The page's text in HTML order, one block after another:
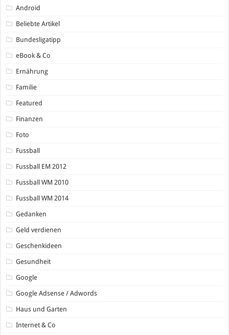
Android
Beliebte Artikel
Bundesligatipp
eBook & Co
Ernährung
Familie
Featured
Finanzen
Foto
Fussball
Fussball EM 2012
Fussball WM 2010
Fussball WM 2014
Gedanken
Geld verdienen
Geschenkideen
Gesundheit
Google
Google Adsense / Adwords
Haus und Garten
Internet & Co